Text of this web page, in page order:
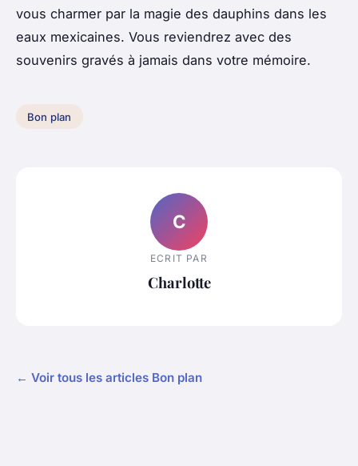
vous charmer par la magie des dauphins dans les
eaux mexicaines. Vous reviendrez avec des
souvenirs gravés à jamais dans votre mémoire.
Bon plan
C
ECRIT PAR
Charlotte
← Voir tous les articles Bon plan